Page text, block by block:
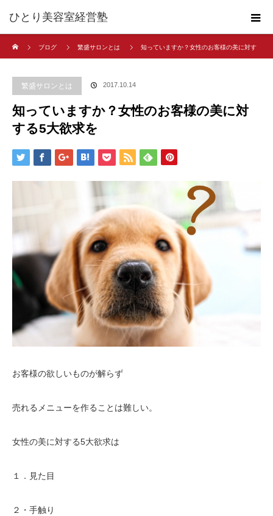
ひとり美容室経営塾
ブログ
繁盛サロンとは 知っていますか？女性のお客様の美に対す
繁盛サロンとは 2017.10.14
知っていますか？女性のお客様の美に対
する5大欲求を
お客様の欲しいものが解らず
売れるメニューを作ることは難しい。
女性の美に対する5大欲求は
１．見た目
２・手触り